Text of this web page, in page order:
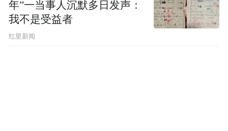
年”一当事人沉默多日发声：
我不是受益者
红星新闻